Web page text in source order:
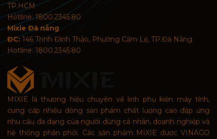
TP.HCM
Hotline: 1800.2345.80
Mixie Đà nẵng
ĐC: 146 Trịnh Đình Thảo, Phường Cẩm Lệ, TP.Đà Nẵng
Hotline: 1800.2345.80
MIXIE là thương hiệu chuyên về linh phụ kiện máy tính,
cung cấp nhiều dòng sản phẩm chất lượng cao đáp ứng
nhu cầu đa dạng của người dùng cá nhân, doanh nghiệp và
hệ thống phân phối. Các sản phẩm MIXIE được VINAGO